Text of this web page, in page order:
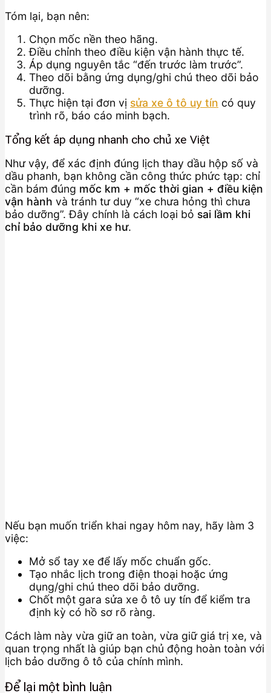
Tóm lại, bạn nên:
Chọn mốc nền theo hãng.
Điều chỉnh theo điều kiện vận hành thực tế.
Áp dụng nguyên tắc “đến trước làm trước”.
Theo dõi bằng ứng dụng/ghi chú theo dõi bảo
dưỡng.
Thực hiện tại đơn vị sửa xe ô tô uy tín có quy
trình rõ, báo cáo minh bạch.
Tổng kết áp dụng nhanh cho chủ xe Việt
Như vậy, để xác định đúng lịch thay dầu hộp số và
dầu phanh, bạn không cần công thức phức tạp: chỉ
cần bám đúng mốc km + mốc thời gian + điều kiện
vận hành và tránh tư duy “xe chưa hỏng thì chưa
bảo dưỡng”. Đây chính là cách loại bỏ sai lầm khi
chỉ bảo dưỡng khi xe hư.
Nếu bạn muốn triển khai ngay hôm nay, hãy làm 3
việc:
Mở sổ tay xe để lấy mốc chuẩn gốc.
Tạo nhắc lịch trong điện thoại hoặc ứng
dụng/ghi chú theo dõi bảo dưỡng.
Chốt một gara sửa xe ô tô uy tín để kiểm tra
định kỳ có hồ sơ rõ ràng.
Cách làm này vừa giữ an toàn, vừa giữ giá trị xe, và
quan trọng nhất là giúp bạn chủ động hoàn toàn với
lịch bảo dưỡng ô tô của chính mình.
Để lại một bình luận